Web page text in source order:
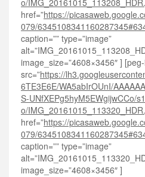
o/
href=”https://
079/
caption=”” type=”image”
image_size=”4608×3456″ ]
src=”https://
6TE3E6E/WA5abIrOUnI/
S-UNfXEPg5hyM5EWgijwCCo/
o/
href=”https://
079/
caption=”” type=”image”
image_size=”4608×3456″ ]